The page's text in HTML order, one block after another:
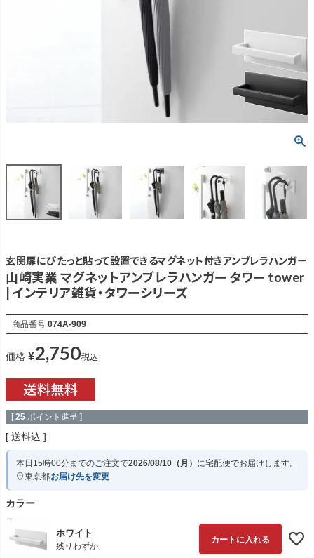
玄関扉にぴたっと貼って設置できるマグネット付きアンブレラハンガー
山崎実業 マグネットアンブレラハンガー タワー tower
| インテリア雑貨・タワーシリーズ
商品番号 074A-909
価格 ¥2,750税込
[ 25 ポイント進呈 ]
送料込
本日 15時00分までのご注文で2026/08/10（月） に宅配便でお届けします。
東京都お届け先を変更
カラー
ホワイト
残りわずか
カートに入れる